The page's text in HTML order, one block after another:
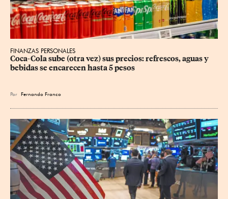
FINANZAS PERSONALES
Coca-Cola sube (otra vez) sus precios: refrescos, aguas y
bebidas se encarecen hasta 5 pesos
Por Fernando Franco